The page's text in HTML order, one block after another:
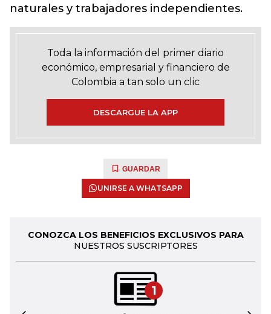
naturales y trabajadores independientes.
Toda la información del primer diario
económico, empresarial y financiero de
Colombia a tan solo un clic
DESCARGUE LA APP
GUARDAR
UNIRSE A WHATSAPP
CONOZCA LOS BENEFICIOS EXCLUSIVOS PARA
NUESTROS SUSCRIPTORES
1